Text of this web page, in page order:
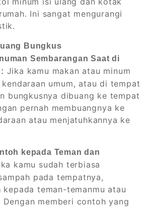
Ini sangat mengurangi
Bungkus
Sembarangan Saat di
Jika kamu makan atau minum
umum, atau di tempat
bungkusnya dibuang ke tempat
pernah membuangnya ke
atau menjatuhkannya ke
kepada Teman dan
kamu sudah terbiasa
pada tempatnya,
kepada teman-temanmu atau
Dengan memberi contoh yang